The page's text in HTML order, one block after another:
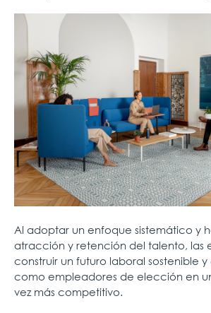
Al adoptar un enfoque sistemático y
atracción y retención del talento, las
construir un futuro laboral sostenible
como empleadores de elección en
vez más competitivo.